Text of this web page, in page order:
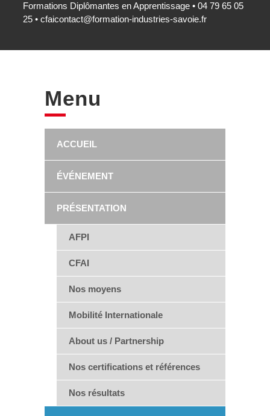
Formations Diplômantes en Apprentissage • 04 79 65 05
25 • cfaicontact@formation-industries-savoie.fr
Menu
ACCUEIL
ÉVÉNEMENT
PRÉSENTATION
AFPI
CFAI
Nos moyens
Mobilité Internationale
About us / Partnership
Nos certifications et références
Nos résultats